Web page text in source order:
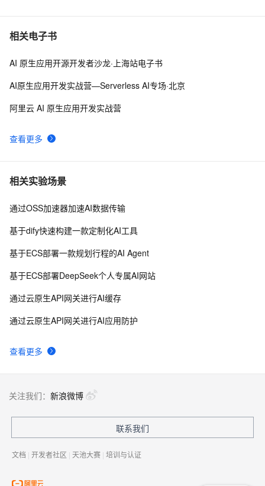
相关电子书
查看更多
AI 原生应用开源开发者沙龙·上海站电子书
AI原生应用开发实战营—Serverless AI专场·北京
阿里云 AI 原生应用开发实战营
相关实验场景
查看更多
通过OSS加速器加速AI数据传输
基于dify快速构建一款定制化AI工具
基于ECS部署一款规划行程的AI Agent
基于ECS部署DeepSeek个人专属AI网站
通过云原生API网关进行AI缓存
通过云原生API网关进行AI应用防护
关注我们： 新浪微博
联系我们
文档 | 开发者社区 | 天池大赛 | 培训与认证